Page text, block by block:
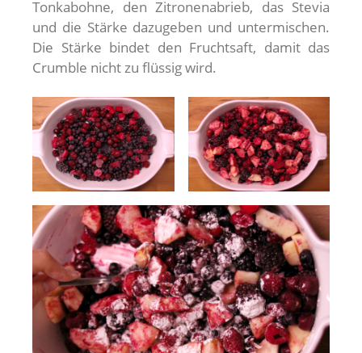
Tonkabohne, den Zitronenabrieb, das Stevia
und die Stärke dazugeben und untermischen.
Die Stärke bindet den Fruchtsaft, damit das
Crumble nicht zu flüssig wird.